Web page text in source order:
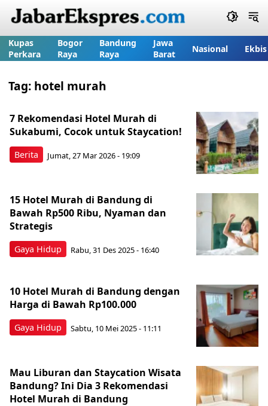
Kupas
Perkara
Bogor
Raya
Bandung
Raya
Jawa
Barat
Nasional Ekbis
Tag: hotel murah
Berita
7 Rekomendasi Hotel Murah di
Sukabumi, Cocok untuk Staycation!
Jumat, 27 Mar 2026 - 19:09
Gaya Hidup
15 Hotel Murah di Bandung di
Bawah Rp500 Ribu, Nyaman dan
Strategis
Rabu, 31 Des 2025 - 16:40
Gaya Hidup
10 Hotel Murah di Bandung dengan
Harga di Bawah Rp100.000
Sabtu, 10 Mei 2025 - 11:11
Mau Liburan dan Staycation Wisata
Bandung? Ini Dia 3 Rekomendasi
Hotel Murah di Bandung